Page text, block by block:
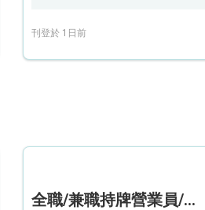
刊登於 1日前
全職/兼職持牌營業員/持牌地產代理 (長沙灣/將軍澳/油塘)